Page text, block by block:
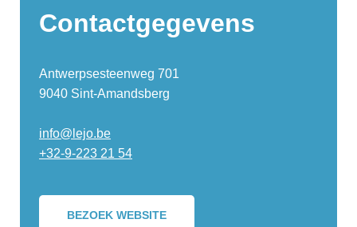
Contactgegevens
Antwerpsesteenweg 701
9040 Sint-Amandsberg
info@lejo.be
+32-9-223 21 54
BEZOEK WEBSITE